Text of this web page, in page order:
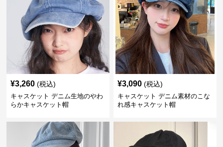
¥3,260 (税込)
キャスケット デニム生地のやわ
らかキャスケット帽
¥3,090 (税込)
キャスケット デニム素材のこな
れ感キャスケット帽